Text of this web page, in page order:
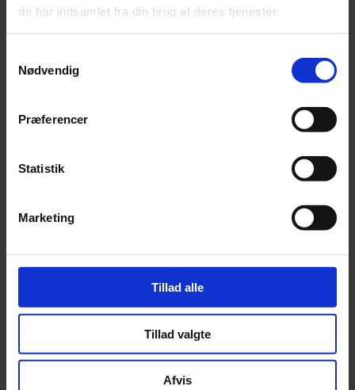
de har indsamlet fra din brug af deres tjenester.
Nødvendig
Præferencer
Statistik
Marketing
Tillad alle
Tillad valgte
Afvis
Se alle Alpaka
Alpaca 3
Alva
Eco Melange
Kos
Parigi
Taormina